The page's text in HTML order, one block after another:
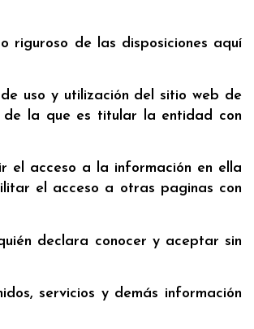
riguroso de las disposiciones aquí
uso y utilización del sitio web de
la que es titular la entidad con
el acceso a la información en ella
el acceso a otras paginas con
declara conocer y aceptar sin
servicios y demás información